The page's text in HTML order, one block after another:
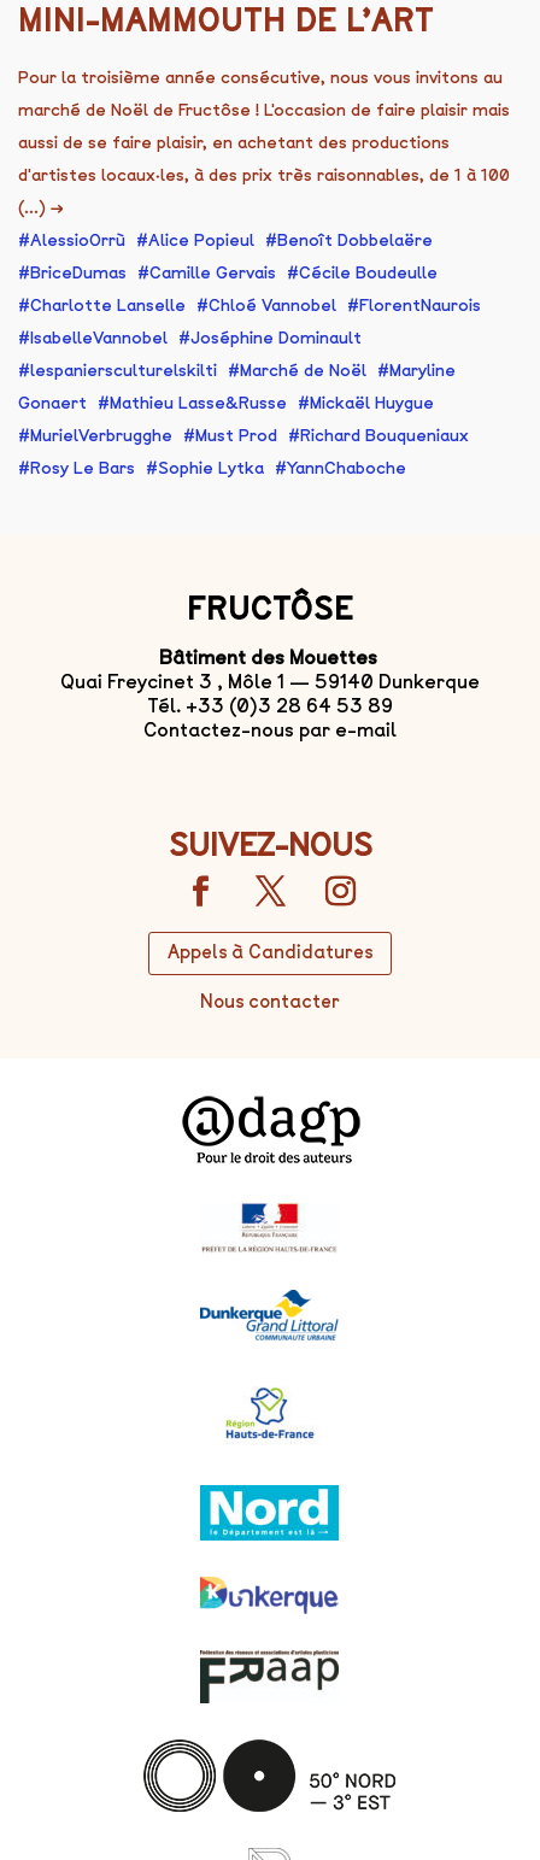
MINI-MAMMOUTH DE L’ART
Pour la troisième année consécutive, nous vous invitons au
marché de Noël de Fructôse ! L'occasion de faire plaisir mais
aussi de se faire plaisir, en achetant des productions
d'artistes locaux·les, à des prix très raisonnables, de 1 à 100
(...) →
AlessioOrrù
Alice Popieul
Benoît Dobbelaëre
BriceDumas
Camille Gervais
Cécile Boudeulle
Charlotte Lanselle
Chloé Vannobel
FlorentNaurois
IsabelleVannobel
Joséphine Dominault
lespaniersculturelskilti
Marché de Noël
Maryline
Gonaert
Mathieu Lasse&Russe
Mickaël Huygue
MurielVerbrugghe
Must Prod
Richard Bouqueniaux
Rosy Le Bars
Sophie Lytka YannChaboche
FRUCTÔSE
Bâtiment des Mouettes
Quai Freycinet 3 , Môle 1 — 59140 Dunkerque
Tél. +33 (0)3 28 64 53 89
Contactez-nous par e-mail
SUIVEZ-NOUS
Appels à Candidatures
Nous contacter